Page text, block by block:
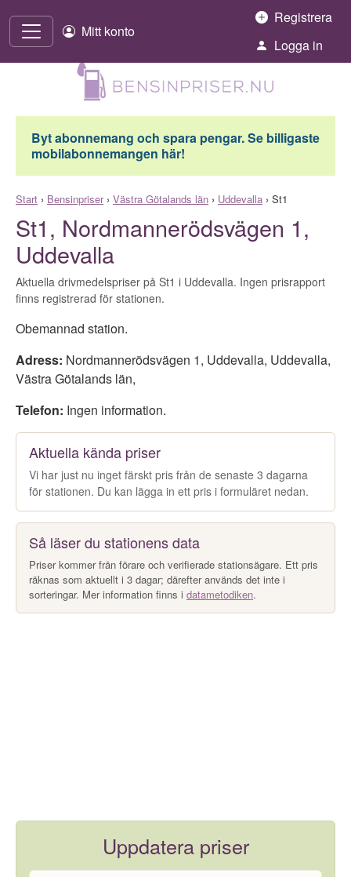
Mitt konto
Registrera
Logga in
Byt abonnemang och spara pengar. Se billigaste
mobilabonnemangen här!
Start › Bensinpriser› Västra Götalands län › Uddevalla › St1
St1, Nordmannerödsvägen 1,
Uddevalla
Aktuella drivmedelspriser på St1 i Uddevalla. Ingen prisrapport
finns registrerad för stationen.
Obemannad station.
Adress: Nordmannerödsvägen 1, Uddevalla, Uddevalla,
Västra Götalands län,
Telefon: Ingen information.
Aktuella kända priser
Vi har just nu inget färskt pris från de senaste 3 dagarna
för stationen. Du kan lägga in ett pris i formuläret nedan.
Så läser du stationens data
Priser kommer från förare och verifierade stationsägare. Ett pris
räknas som aktuellt i 3 dagar; därefter används det inte i
sorteringar. Mer information finns i datametodiken.
Uppdatera priser